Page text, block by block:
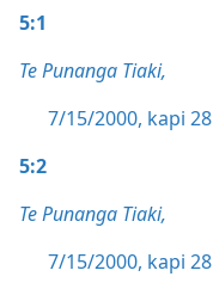
5:1
Te Punanga Tiaki,
7/15/2000, kapi 28
5:2
Te Punanga Tiaki,
7/15/2000, kapi 28